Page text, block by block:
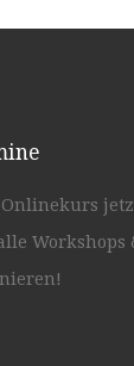
Onlinekurs
Workshops